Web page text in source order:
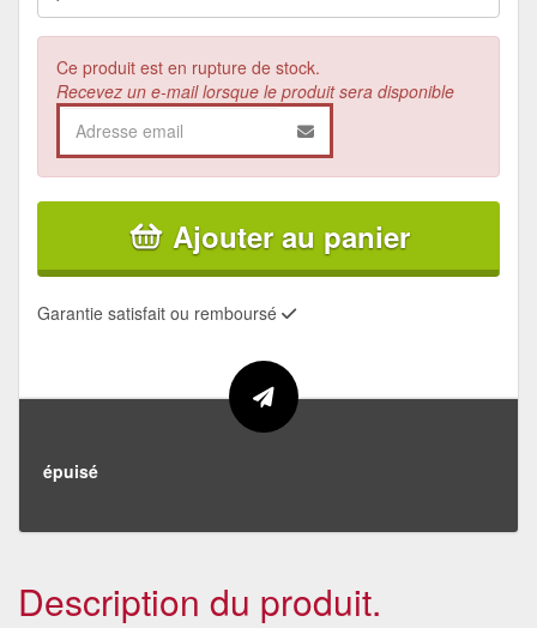
Ce produit est en rupture de stock.
Recevez un e-mail lorsque le produit sera disponible
Ajouter au panier
Garantie satisfait ou remboursé
épuisé
Description du produit.